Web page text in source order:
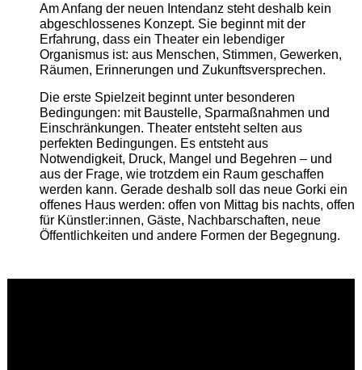
Am Anfang der neuen Intendanz steht deshalb kein
abgeschlossenes Konzept. Sie beginnt mit der
Erfahrung, dass ein Theater ein lebendiger
Organismus ist: aus Menschen, Stimmen, Gewerken,
Räumen, Erinnerungen und Zukunftsversprechen.
Die erste Spielzeit beginnt unter besonderen
Bedingungen: mit Baustelle, Sparmaßnahmen und
Einschränkungen. Theater entsteht selten aus
perfekten Bedingungen. Es entsteht aus
Notwendigkeit, Druck, Mangel und Begehren – und
aus der Frage, wie trotzdem ein Raum geschaffen
werden kann. Gerade deshalb soll das neue Gorki ein
offenes Haus werden: offen von Mittag bis nachts, offen
für Künstler:innen, Gäste, Nachbarschaften, neue
Öffentlichkeiten und andere Formen der Begegnung.